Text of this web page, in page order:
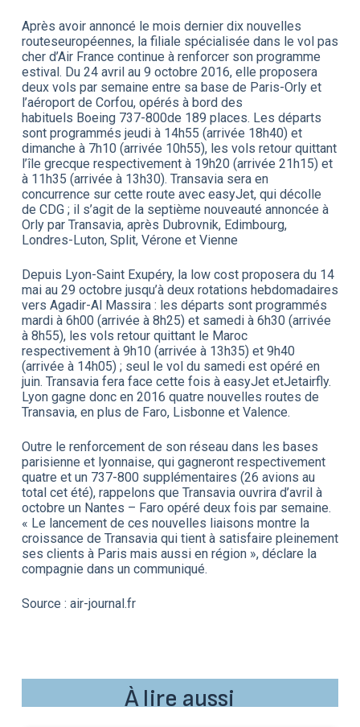
Après avoir annoncé le mois dernier dix nouvelles
routeseuropéennes, la filiale spécialisée dans le vol pas
cher d’Air France continue à renforcer son programme
estival. Du 24 avril au 9 octobre 2016, elle proposera
deux vols par semaine entre sa base de Paris-Orly et
l’aéroport de Corfou, opérés à bord des
habituels Boeing 737-800de 189 places. Les départs
sont programmés jeudi à 14h55 (arrivée 18h40) et
dimanche à 7h10 (arrivée 10h55), les vols retour quittant
l’île grecque respectivement à 19h20 (arrivée 21h15) et
à 11h35 (arrivée à 13h30). Transavia sera en
concurrence sur cette route avec easyJet, qui décolle
de CDG ; il s’agit de la septième nouveauté annoncée à
Orly par Transavia, après Dubrovnik, Edimbourg,
Londres-Luton, Split, Vérone et Vienne
Depuis Lyon-Saint Exupéry, la low cost proposera du 14
mai au 29 octobre jusqu’à deux rotations hebdomadaires
vers Agadir-Al Massira : les départs sont programmés
mardi à 6h00 (arrivée à 8h25) et samedi à 6h30 (arrivée
à 8h55), les vols retour quittant le Maroc
respectivement à 9h10 (arrivée à 13h35) et 9h40
(arrivée à 14h05) ; seul le vol du samedi est opéré en
juin. Transavia fera face cette fois à easyJet etJetairfly.
Lyon gagne donc en 2016 quatre nouvelles routes de
Transavia, en plus de Faro, Lisbonne et Valence.
Outre le renforcement de son réseau dans les bases
parisienne et lyonnaise, qui gagneront respectivement
quatre et un 737-800 supplémentaires (26 avions au
total cet été), rappelons que Transavia ouvrira d’avril à
octobre un Nantes – Faro opéré deux fois par semaine.
« Le lancement de ces nouvelles liaisons montre la
croissance de Transavia qui tient à satisfaire pleinement
ses clients à Paris mais aussi en région », déclare la
compagnie dans un communiqué.
Source : air-journal.fr
À lire aussi